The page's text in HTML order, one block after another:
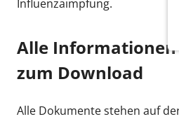
Influenzaimpfung.
Alle
zum Download
Alle Dokumente stehen auf